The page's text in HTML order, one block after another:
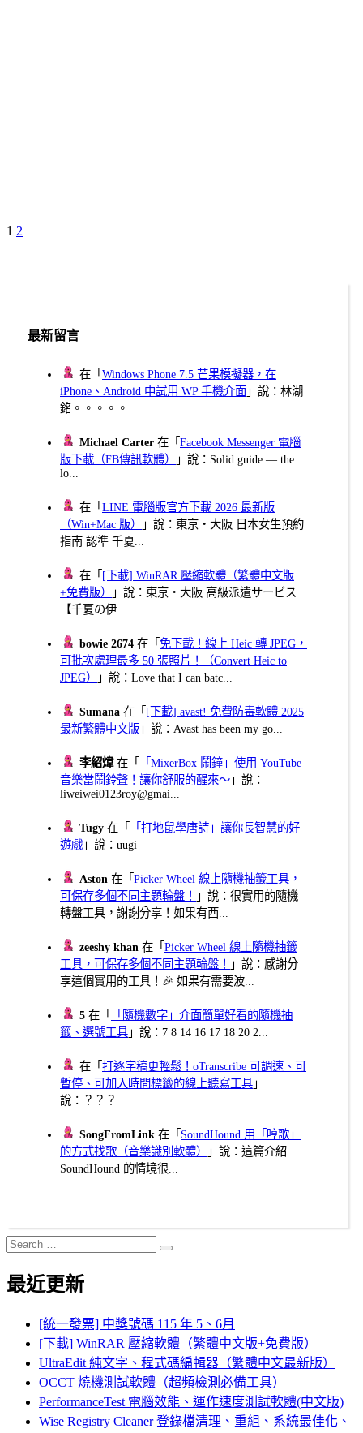
文
Page
1 Page
2
最新留言
在「Windows Phone 7.5 芒果模擬器，在
iPhone、Android 中試用 WP 手機介面 」說：林湖
銘。。。。。
Michael Carter 在「Facebook Messenger 電腦
版下載（FB傳訊軟體）
」說：Solid guide — the
lo...
在「LINE 電腦版官方下載 2026 最新版
（Win+Mac 版）
」說：東京・大阪 日本女生預約
指南 認準 千夏...
在「 [下載] WinRAR 壓縮軟體（繁體中文版
+免費版）
」說：東京・大阪 高級派遣サービス
【千夏の伊...
bowie 2674 在「免下載！線上 Heic 轉 JPEG，
可批次處理最多 50 張照片！（Convert Heic to
JPEG）
」說：Love that I can batc...
Sumana 在「 [下載] avast! 免費防毒軟體 2025
最新繁體中文版 」說：Avast has been my go...
李紹煒在「
「MixerBox 鬧鐘」使用 YouTube
音樂當鬧鈴聲！讓你舒服的醒來～ 」說：
liweiwei0123roy@gmai...
Tugy 在「
「打地鼠學唐詩」讓你長智慧的好
遊戲 」說：uugi
Aston 在「Picker Wheel 線上隨機抽籤工具，
可保存多個不同主題輪盤！
」說：很實用的隨機
轉盤工具，謝謝分享！如果有西...
zeeshy khan 在「Picker Wheel 線上隨機抽籤
工具，可保存多個不同主題輪盤！
」說：感謝分
享這個實用的工具！🎉 如果有需要波...
5 在「
「隨機數字」介面簡單好看的隨機抽
籤、選號工具 」說：7 8 14 16 17 18 20 2...
在「打逐字稿更輕鬆！oTranscribe 可調速、可
暫停、可加入時間標籤的線上聽寫工具 」
說：？？？
SongFromLink 在「 SoundHound 用「哼歌」
的方式找歌（音樂識別軟體）
」說：這篇介紹
SoundHound 的情境很...
Search
for:
Search
最近更新
[統一發票] 中獎號碼 115 年 5、6月
[下載] WinRAR 壓縮軟體（繁體中文版+免費版）
UltraEdit 純文字、程式碼編輯器（繁體中文最新版）
OCCT 燒機測試軟體（超頻檢測必備工具）
PerformanceTest 電腦效能、運作速度測試軟體(中文版)
Wise Registry Cleaner 登錄檔清理、重組、系統最佳化、